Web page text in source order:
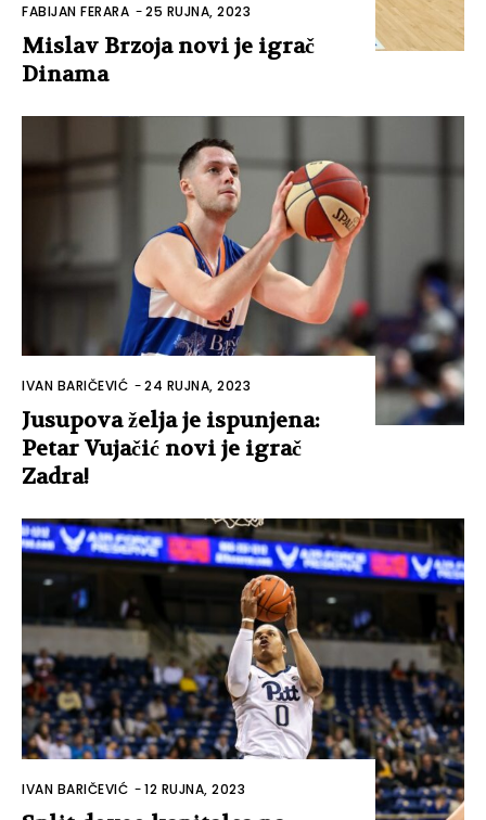
FABIJAN FERARA -25 RUJNA, 2023
Mislav Brzoja novi je igrač
Dinama
IVAN BARIČEVIĆ -24 RUJNA, 2023
Jusupova želja je ispunjena:
Petar Vujačić novi je igrač
Zadra!
IVAN BARIČEVIĆ -12 RUJNA, 2023